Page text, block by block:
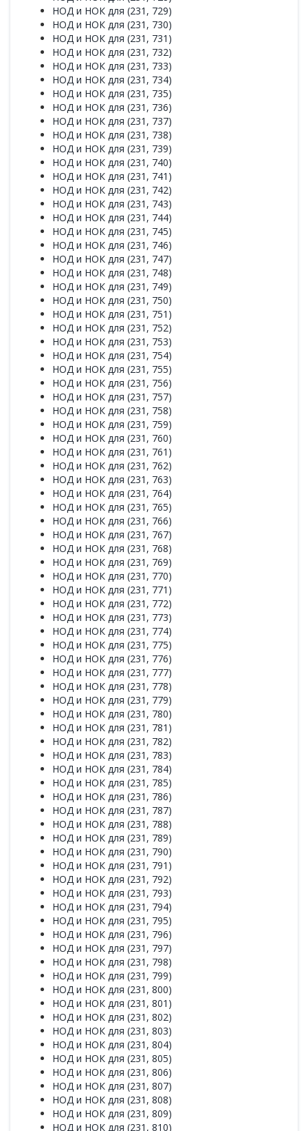
НОД и НОК для (231, 729)
НОД и НОК для (231, 730)
НОД и НОК для (231, 731)
НОД и НОК для (231, 732)
НОД и НОК для (231, 733)
НОД и НОК для (231, 734)
НОД и НОК для (231, 735)
НОД и НОК для (231, 736)
НОД и НОК для (231, 737)
НОД и НОК для (231, 738)
НОД и НОК для (231, 739)
НОД и НОК для (231, 740)
НОД и НОК для (231, 741)
НОД и НОК для (231, 742)
НОД и НОК для (231, 743)
НОД и НОК для (231, 744)
НОД и НОК для (231, 745)
НОД и НОК для (231, 746)
НОД и НОК для (231, 747)
НОД и НОК для (231, 748)
НОД и НОК для (231, 749)
НОД и НОК для (231, 750)
НОД и НОК для (231, 751)
НОД и НОК для (231, 752)
НОД и НОК для (231, 753)
НОД и НОК для (231, 754)
НОД и НОК для (231, 755)
НОД и НОК для (231, 756)
НОД и НОК для (231, 757)
НОД и НОК для (231, 758)
НОД и НОК для (231, 759)
НОД и НОК для (231, 760)
НОД и НОК для (231, 761)
НОД и НОК для (231, 762)
НОД и НОК для (231, 763)
НОД и НОК для (231, 764)
НОД и НОК для (231, 765)
НОД и НОК для (231, 766)
НОД и НОК для (231, 767)
НОД и НОК для (231, 768)
НОД и НОК для (231, 769)
НОД и НОК для (231, 770)
НОД и НОК для (231, 771)
НОД и НОК для (231, 772)
НОД и НОК для (231, 773)
НОД и НОК для (231, 774)
НОД и НОК для (231, 775)
НОД и НОК для (231, 776)
НОД и НОК для (231, 777)
НОД и НОК для (231, 778)
НОД и НОК для (231, 779)
НОД и НОК для (231, 780)
НОД и НОК для (231, 781)
НОД и НОК для (231, 782)
НОД и НОК для (231, 783)
НОД и НОК для (231, 784)
НОД и НОК для (231, 785)
НОД и НОК для (231, 786)
НОД и НОК для (231, 787)
НОД и НОК для (231, 788)
НОД и НОК для (231, 789)
НОД и НОК для (231, 790)
НОД и НОК для (231, 791)
НОД и НОК для (231, 792)
НОД и НОК для (231, 793)
НОД и НОК для (231, 794)
НОД и НОК для (231, 795)
НОД и НОК для (231, 796)
НОД и НОК для (231, 797)
НОД и НОК для (231, 798)
НОД и НОК для (231, 799)
НОД и НОК для (231, 800)
НОД и НОК для (231, 801)
НОД и НОК для (231, 802)
НОД и НОК для (231, 803)
НОД и НОК для (231, 804)
НОД и НОК для (231, 805)
НОД и НОК для (231, 806)
НОД и НОК для (231, 807)
НОД и НОК для (231, 808)
НОД и НОК для (231, 809)
НОД и НОК для (231, 810)